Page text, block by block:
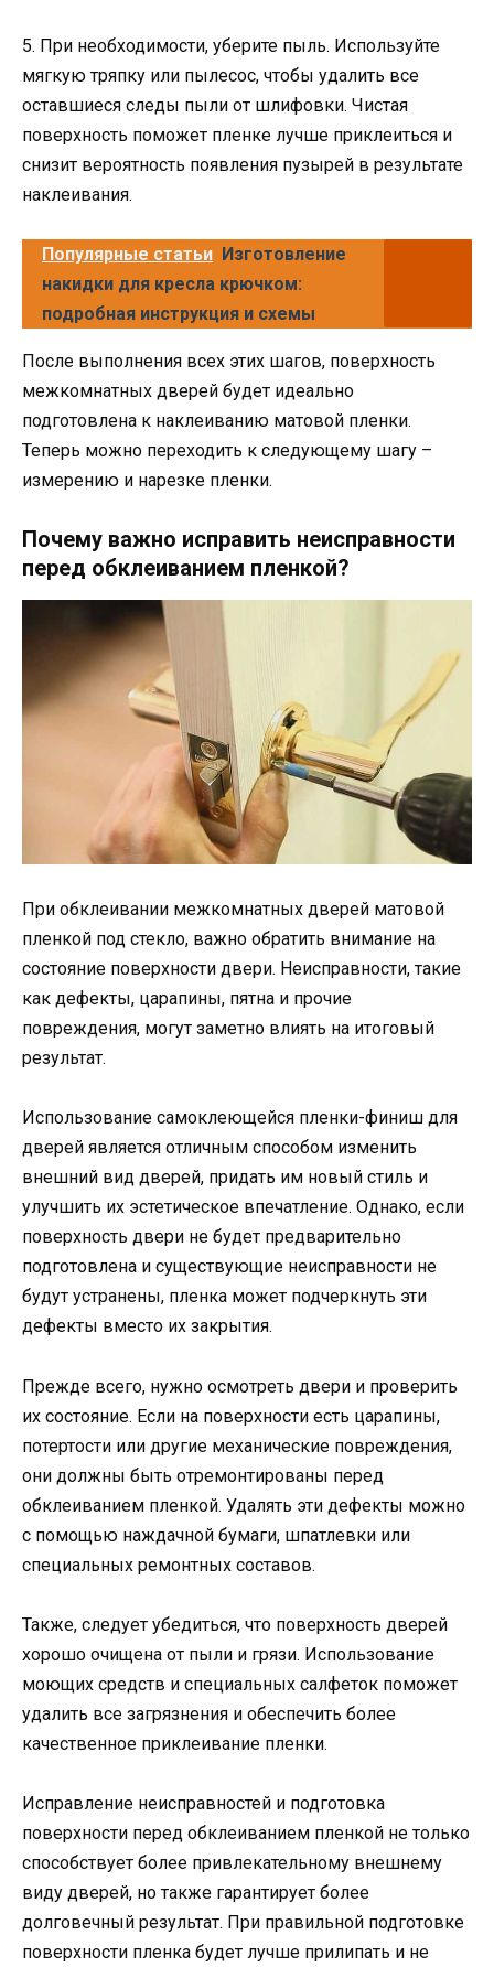
5. При необходимости, уберите пыль. Используйте
мягкую тряпку или пылесос, чтобы удалить все
оставшиеся следы пыли от шлифовки. Чистая
поверхность поможет пленке лучше приклеиться и
снизит вероятность появления пузырей в результате
наклеивания.
Популярные статьи Изготовление
накидки для кресла крючком:
подробная инструкция и схемы
После выполнения всех этих шагов, поверхность
межкомнатных дверей будет идеально
подготовлена к наклеиванию матовой пленки.
Теперь можно переходить к следующему шагу –
измерению и нарезке пленки.
Почему важно исправить неисправности
перед обклеиванием пленкой?
При обклеивании межкомнатных дверей матовой
пленкой под стекло, важно обратить внимание на
состояние поверхности двери. Неисправности, такие
как дефекты, царапины, пятна и прочие
повреждения, могут заметно влиять на итоговый
результат.
Использование самоклеющейся пленки-финиш для
дверей является отличным способом изменить
внешний вид дверей, придать им новый стиль и
улучшить их эстетическое впечатление. Однако, если
поверхность двери не будет предварительно
подготовлена и существующие неисправности не
будут устранены, пленка может подчеркнуть эти
дефекты вместо их закрытия.
Прежде всего, нужно осмотреть двери и проверить
их состояние. Если на поверхности есть царапины,
потертости или другие механические повреждения,
они должны быть отремонтированы перед
обклеиванием пленкой. Удалять эти дефекты можно
с помощью наждачной бумаги, шпатлевки или
специальных ремонтных составов.
Также, следует убедиться, что поверхность дверей
хорошо очищена от пыли и грязи. Использование
моющих средств и специальных салфеток поможет
удалить все загрязнения и обеспечить более
качественное приклеивание пленки.
Исправление неисправностей и подготовка
поверхности перед обклеиванием пленкой не только
способствует более привлекательному внешнему
виду дверей, но также гарантирует более
долговечный результат. При правильной подготовке
поверхности пленка будет лучше прилипать и не